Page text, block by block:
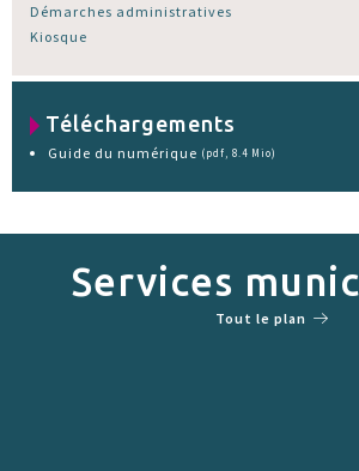
Démarches administratives
Kiosque
Téléchargements
Guide du numérique (pdf, 8.4 Mio)
Services
Tout le plan